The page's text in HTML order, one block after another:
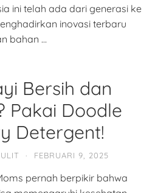
ini telah ada dari generasi ke
inovasi terbaru
bahan …
Bersih dan
Pakai Doodle
Detergent!
· FEBRUARI 9, 2025
pernah berpikir bahwa